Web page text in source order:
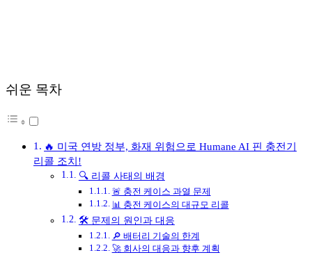
쉬운 목차
🔥 미국 연방 정부, 화재 위험으로 Humane AI 핀 충전기
리콜 조치!
🔍 리콜 사태의 배경
🚨 충전 케이스 과열 문제
📊 충전 케이스의 대규모 리콜
🛠️ 문제의 원인과 대응
🔎 배터리 기술의 한계
🚀 회사의 대응과 향후 계획